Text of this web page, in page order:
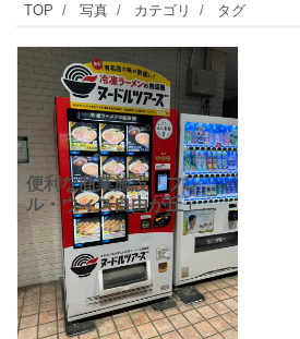
TOP 写真 カテゴリ タグ
便利な商業施設「フレ
ル・ウィズ自由が丘」の
スーパーマーケット「東
急ストア」の入り口前
に、面白い自動販売機を
見つけました！冷凍ラー
メンの自販機「ヌードル
ツアーズ」